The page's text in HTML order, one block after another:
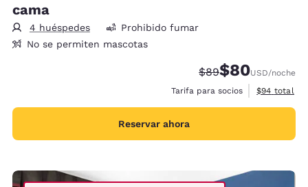
cama
4 huéspedes
Prohibido fumar
No se permiten mascotas
Precio tachado:
$89Precio con
$80USD/noche
Tarifa para socios
Ver
$94 total
Reservar ahora